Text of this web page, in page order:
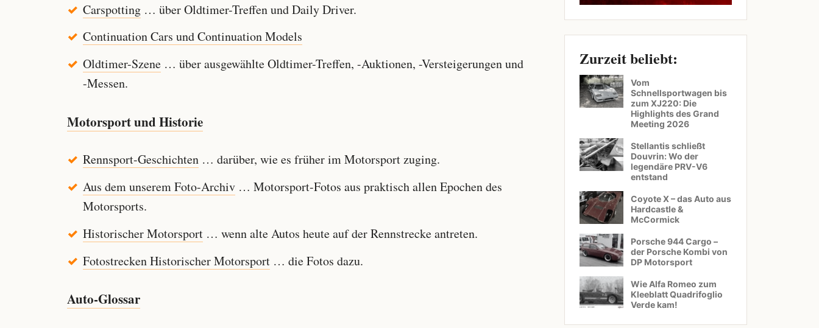
Carspotting… über Oldtimer-Treffen und Daily Driver.
Continuation Cars und Continuation Models
Oldtimer-Szene… über ausgewählte Oldtimer-Treffen, -Auktionen, -Versteigerungen und
-Messen.
Motorsport und Historie
Rennsport-Geschichten… darüber, wie es früher im Motorsport zuging.
Aus dem unserem Foto-Archiv… Motorsport-Fotos aus praktisch allen Epochen des
Motorsports.
Historischer Motorsport… wenn alte Autos heute auf der Rennstrecke antreten.
Fotostrecken Historischer Motorsport… die Fotos dazu.
Auto-Glossar
Zurzeit beliebt:
Vom
Schnellsportwagen bis
zum XJ220: Die
Highlights des Grand
Meeting 2026
Stellantis schließt
Douvrin: Wo der
legendäre PRV-V6
entstand
Coyote X – das Auto aus
Hardcastle &
McCormick
Porsche 944 Cargo –
der Porsche Kombi von
DP Motorsport
Wie Alfa Romeo zum
Kleeblatt Quadrifoglio
Verde kam!